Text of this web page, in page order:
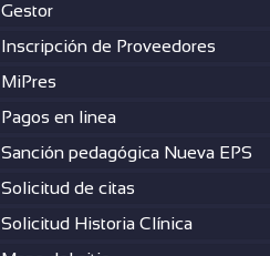
Gestor
Inscripción de Proveedores
MiPres
Pagos en linea
Sanción pedagógica Nueva EPS
Solicitud de citas
Solicitud Historia Clínica